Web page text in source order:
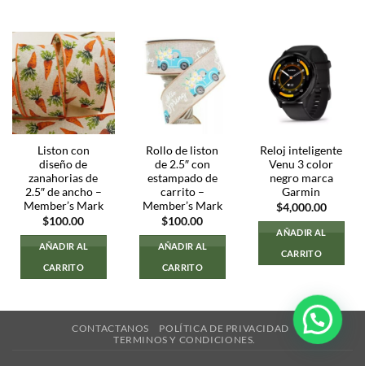
Liston con
diseño de
zanahorias de
2.5″ de ancho –
Member’s Mark
$100.00
AÑADIR AL
CARRITO
Rollo de liston
de 2.5″ con
estampado de
carrito –
Member’s Mark
$100.00
AÑADIR AL
CARRITO
Reloj inteligente
Venu 3 color
negro marca
Garmin
$4,000.00
AÑADIR AL
CARRITO
CONTACTANOS
POLÍTICA DE PRIVACIDAD
TERMINOS Y CONDICIONES.